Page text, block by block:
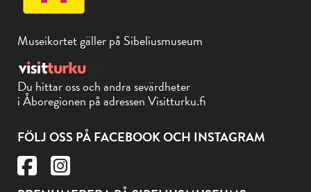
Museikortet gäller på Sibeliusmuseum
Du hittar oss och andra sevärdheter
i Åboregionen på adressen Visitturku.fi
FÖLJ OSS PÅ FACEBOOK OCH INSTAGRAM